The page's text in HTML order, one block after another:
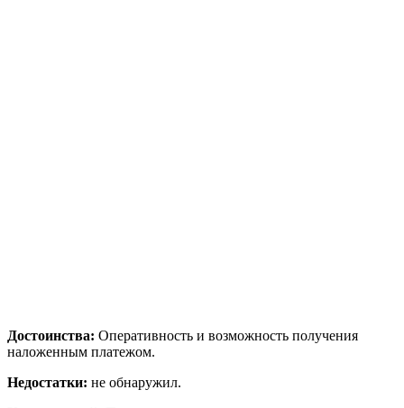
Достоинства: Оперативность и возможность получения
наложенным платежом.
Недостатки: не обнаружил.